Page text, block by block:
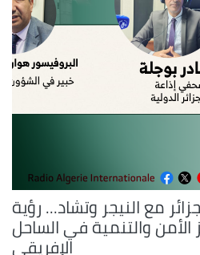
مع النيجر وتشاد... رؤية
الأمن والتنمية في الساحل
الإفريقي